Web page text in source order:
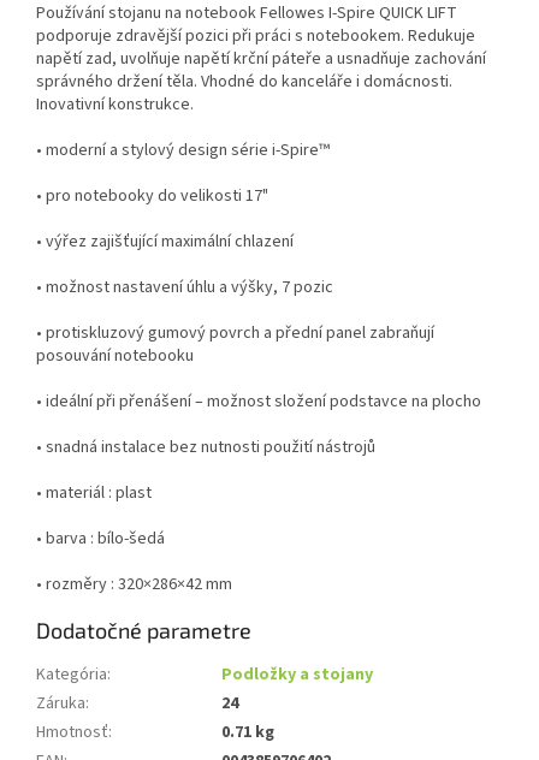
Používání stojanu na notebook Fellowes I-Spire QUICK LIFT
podporuje zdravější pozici při práci s notebookem. Redukuje
napětí zad, uvolňuje napětí krční páteře a usnadňuje zachování
správného držení těla. Vhodné do kanceláře i domácnosti.
Inovativní konstrukce.
• moderní a stylový design série i-Spire™
• pro notebooky do velikosti 17"
• výřez zajišťující maximální chlazení
• možnost nastavení úhlu a výšky, 7 pozic
• protiskluzový gumový povrch a přední panel zabraňují
posouvání notebooku
• ideální při přenášení – možnost složení podstavce na plocho
• snadná instalace bez nutnosti použití nástrojů
• materiál : plast
• barva : bílo-šedá
• rozměry : 320×286×42 mm
Dodatočné parametre
Kategória:
Podložky a stojany
Záruka:
24
Hmotnosť:
0.71 kg